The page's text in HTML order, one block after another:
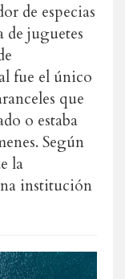
de especias
de juguetes
fue el único
que
o estaba
Según
la
institución